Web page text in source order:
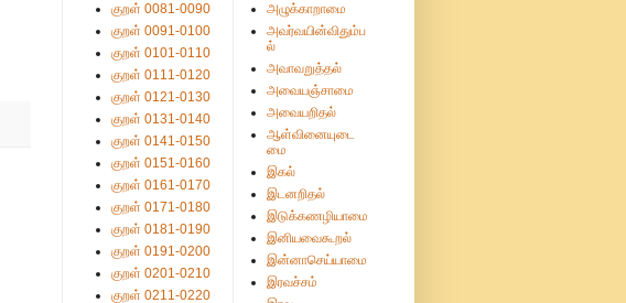
குறள் 0081-0090
குறள் 0091-0100
குறள் 0101-0110
குறள் 0111-0120
குறள் 0121-0130
குறள் 0131-0140
குறள் 0141-0150
குறள் 0151-0160
குறள் 0161-0170
குறள் 0171-0180
குறள் 0181-0190
குறள் 0191-0200
குறள் 0201-0210
குறள் 0211-0220
அழுக்காறாமை
அவர்வயின்விதும்ப
ல்
அவாவறுத்தல்
அவையஞ்சாமை
அவையறிதல்
ஆள்வினையுடை
மை
இகல்
இடனறிதல்
இடுக்கணழியாமை
இனியவைகூறல்
இன்னாசெய்யாமை
இரவச்சம்